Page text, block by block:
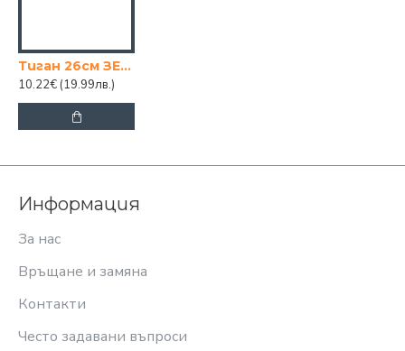
Тиган 26см ЗЕЛЕН TANGO
10.22€ (19.99лв.)
Информация
За нас
Връщане и замяна
Контакти
Често задавани въпроси